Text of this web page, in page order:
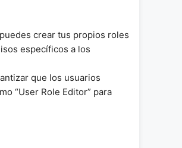
crear tus propios roles
específicos a los
que los usuarios
“User Role Editor” para